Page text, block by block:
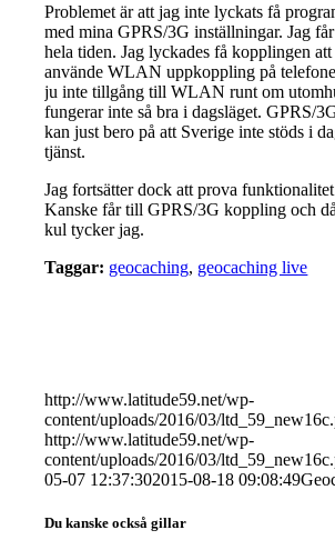
Problemet är att jag inte lyckats få
med mina GPRS/3G inställningar. Jag
hela tiden. Jag lyckades få kopplingen
använde WLAN uppkoppling på
ju inte tillgång till WLAN runt om
fungerar inte så bra i dagsläget. GPRS/
kan just bero på att Sverige inte stöds i
tjänst.
Jag fortsätter dock att prova
Kanske får till GPRS/3G koppling och
kul tycker jag.
Taggar: geocaching, geocaching live
http://www.latitude59.net/wp-
content/uploads/2016/03/
http://www.latitude59.net/wp-
content/uploads/2016/03/
05-07 12:37:302015-08-18 09:08:49
Du kanske också gillar